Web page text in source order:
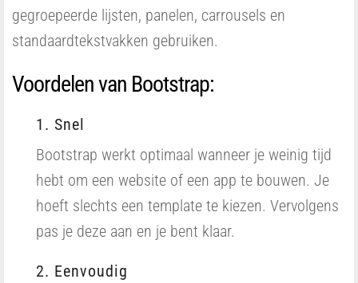
gegroepeerde lijsten, panelen, carrousels en
standaardtekstvakken gebruiken.
Voordelen van Bootstrap:
1. Snel
Bootstrap werkt optimaal wanneer je weinig tijd
hebt om een website of een app te bouwen. Je
hoeft slechts een template te kiezen. Vervolgens
pas je deze aan en je bent klaar.
2. Eenvoudig